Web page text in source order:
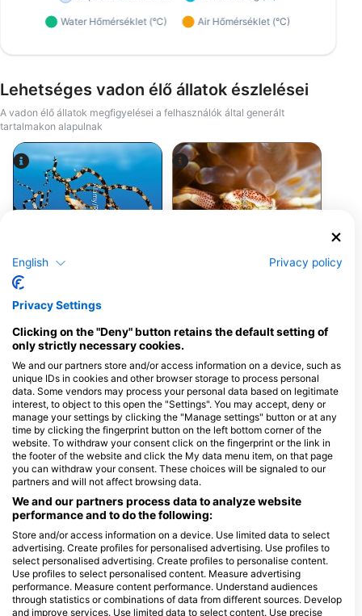
Lehetséges vadon élő állatok észlelései
A vadon élő állatok megfigyelései a felhasználók által generált
tartalmakon alapulnak
Alamy/Reinhard Dirscherl
J F M M J A S O D
iStock-Michael Zeigler
Megfigyelések
J M A M S O N D
Merülőközpontok, amelyek ezt a
merülőhelyet kínálják
Tauchsportcenter Esslingen
Marie-Curie-Str. 5, 73770
Denkendorf bei Esslingen,
Németország
Kron Diving, Andreas Kron
Kampor 413a, 51280 RAB,
HorvÁtorszÁg
Közelben lévő merülőhelyek
English Privacy policy
Privacy Settings
Clicking on the "Deny" button retains the default setting of
only strictly necessary cookies.
We and our partners store and/or access information on a device, such as
unique IDs in cookies and other browser storage to process personal
data. Some vendors may process your personal data based on legitimate
interest, to object to this open the "Settings". You may accept, deny or
manage your settings by clicking the "Manage settings" button or at any
time by clicking the fingerprint button on the left bottom corner of the
website. To withdraw your consent click on the fingerprint or the link in
the footer of the website and click the My data menu item, on that page
you can withdraw your consent. These choices will be signaled to our
partners and will not affect browsing data.
We and our partners process data to analyze website
performance and to do the following:
Store and/or access information on a device. Use limited data to select
advertising. Create profiles for personalised advertising. Use profiles to
select personalised advertising. Create profiles to personalise content.
Use profiles to select personalised content. Measure advertising
performance. Measure content performance. Understand audiences
through statistics or combinations of data from different sources. Develop
and improve services. Use limited data to select content. Use precise